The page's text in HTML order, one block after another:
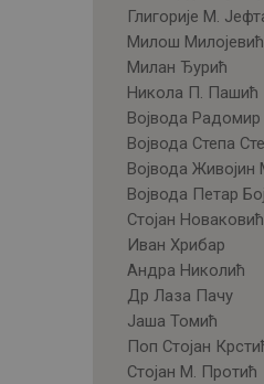
Глигорије М.
Милош Милојевић
Милан Ђурић
Никола П. Пашић
Војвода Радомир
Војвода Степа
Војвода
Војвода Петар
Стојан Новаковић
Иван Хрибар
Андра Николић
Др Лаза Пачу
Јаша Томић
Поп Стојан
Стојан М. Протић